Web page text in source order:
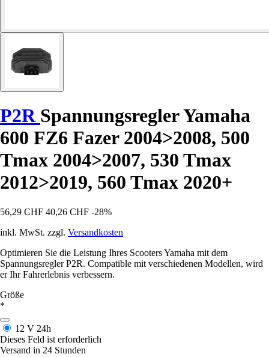
P2R Spannungsregler Yamaha
600 FZ6 Fazer 2004>2008, 500
Tmax 2004>2007, 530 Tmax
2012>2019, 560 Tmax 2020+
56,29 CHF 40,26 CHF -28%
inkl. MwSt. zzgl. Versandkosten
Optimieren Sie die Leistung Ihres Scooters Yamaha mit dem
Spannungsregler P2R. Compatible mit verschiedenen Modellen, wird
er Ihr Fahrerlebnis verbessern.
Größe
*
12 V 24h
Dieses Feld ist erforderlich
Versand in 24 Stunden